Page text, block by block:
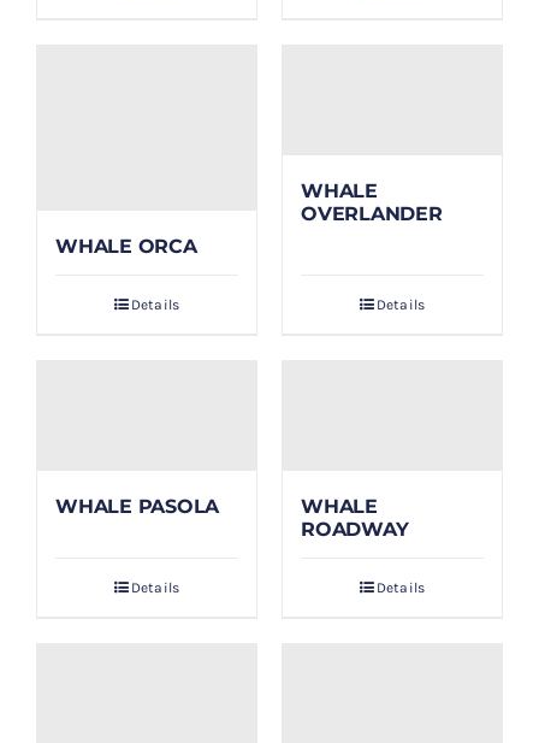
WHALE ORCA
Details
WHALE
OVERLANDER
Details
WHALE PASOLA
Details
WHALE
ROADWAY
Details